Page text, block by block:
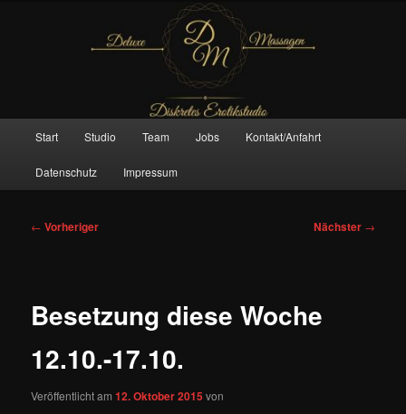
Deluxe Massagen And More
Start Studio Team Jobs Kontakt/Anfahrt
Datenschutz Impressum
Beitragsnavigation
← Vorheriger Nächster →
Besetzung diese Woche
12.10.-17.10.
Veröffentlicht am12. Oktober 2015 von